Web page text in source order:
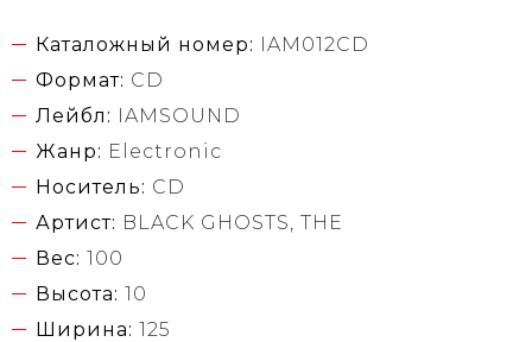
Каталожный номер: IAM012CD
Формат: CD
Лейбл: IAMSOUND
Жанр: Electronic
Носитель: CD
Артист: BLACK GHOSTS, THE
Вес: 100
Высота: 10
Ширина: 125